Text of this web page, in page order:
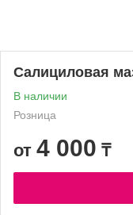
Салициловая
В наличии
Розница
от 4 000 ₸